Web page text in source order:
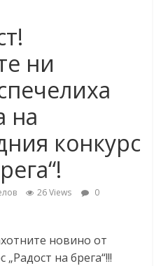
ни
на
конкурс
26 Views
0
новино от
на брега“!!!